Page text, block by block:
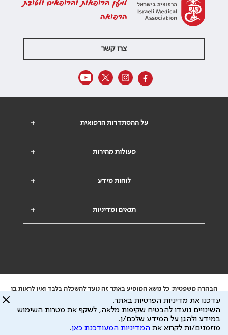
למען הרופאות והרופאים ולטובת
הרפואה
צרו קשר
+ על ההסתדרות הרפואית
+ פעולות מהירות
+ לוחות מידע
+ תנאים ומדיניות
הבהרה משפטית: כל נושא המופיע באתר זה נועד להשכלה בלבד ואין לראות בו
ייעוץ רפואי או משפטי. אין הר"י אחראית לתוכן המתפרסם באתר זה ולכל נזק
שעלול להיגרם.
ידוע לי שהר"י אוספת ושומרת מידע אישי לצורך מתן השרות וכי חלק ממנו עשוי
להיות מועבר לצדדים שלישיים, הכל בכפוף למדיניות הפרטיות
עדכנו את מדיניות הפרטיות באתר.
השינויים נועדו להבטיח שקיפות מלאה, לשקף את מטרות השימוש
במידע ולהגן על המידע שלכם/ן.
מוזמנים/ות לקרוא את המדיניות המעודכנת כאן.